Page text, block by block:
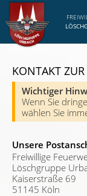
KONTAKT
Wichtiger
Wenn Sie
wählen Sie
Unsere
Freiwillige
Löschgruppe
Kaiserstraße 69
51145 Köln